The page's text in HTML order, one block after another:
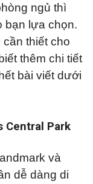
ngủ thì
bạn lựa chọn.
thiết cho
thêm chi tiết
bài viết dưới
Central Park
và
dễ dàng di